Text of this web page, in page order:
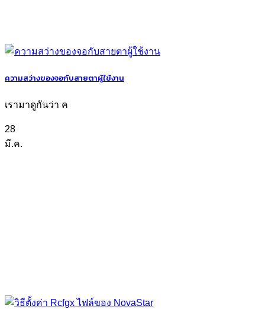
ความสว่างของจอกับสายตาผู้ใช้งาน
เรามาดูกันว่า ค
28
มี.ค.